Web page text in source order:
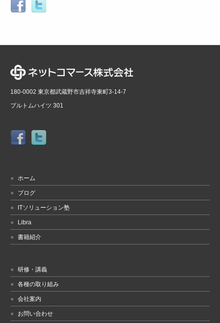
180-0002 東京都武蔵野市吉祥寺東町3-14-7
プルトムハイツ 301
ホーム
ブログ
ITソリューション塾
Libra
書籍紹介
研修・講義
各種の取り組み
会社案内
お問い合わせ